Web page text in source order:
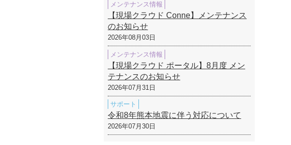
メンテナンス情報
【現場クラウド Conne】メンテナンス
のお知らせ
2026年08月03日
メンテナンス情報
【現場クラウド ポータル】8月度 メン
テナンスのお知らせ
2026年07月31日
サポート
令和8年熊本地震に伴う対応について
2026年07月30日